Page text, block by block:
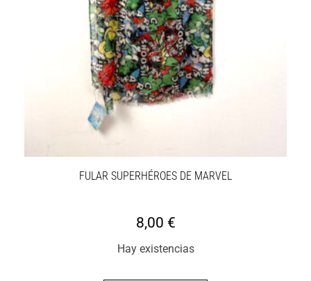
FULAR SUPERHÉROES DE MARVEL
8,00 €
Hay existencias